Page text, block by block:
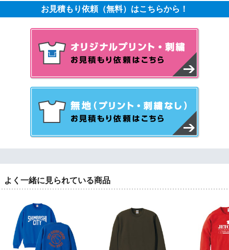
お見積もり依頼（無料）はこちらから！
よく一緒に見られている商品